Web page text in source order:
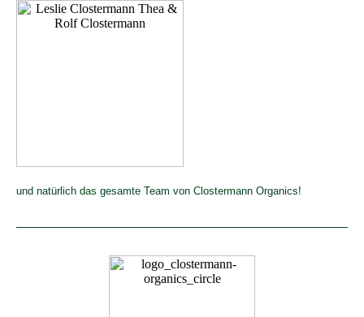
und natürlich das gesamte Team von Clostermann Organics!